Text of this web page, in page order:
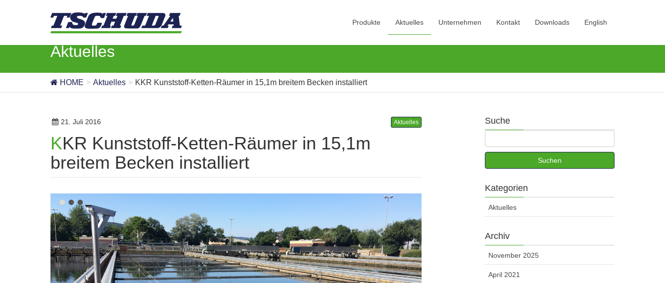
Produkte Aktuelles Unternehmen Kontakt Downloads English
Aktuelles
HOME Aktuelles KKR Kunststoff-Ketten-Räumer in 15,1m breitem Becken installiert
21. Juli 2016 Aktuelles
KKR Kunststoff-Ketten-Räumer in 15,1m
breitem Becken installiert
Suche
Kategorien
Aktuelles
Archiv
November 2025
April 2021